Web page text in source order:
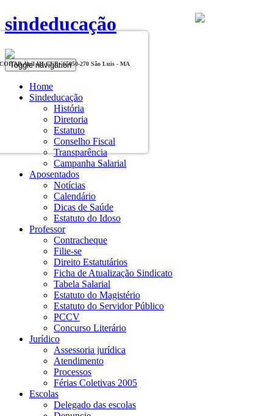
sindeducação
Toggle navigation
Home
Sindeducação
História
Diretoria
Estatuto
Conselho Fiscal
Transparência
Campanha Salarial
Aposentados
Notícias
Calendário
Dicas de Saúde
Estatuto do Idoso
Professor
Contracheque
Filie-se
Direito Estatutários
Ficha de Atualização Sindicato
Tabela Salarial
Estatuto do Magistério
Estatuto do Servidor Público
PCCV
Concurso Literário
Jurídico
Assessoria jurídica
Atendimento
Processos
Férias Coletivas 2005
Escolas
Delegado das escolas
COHAB Anil III CEP - 65050-270 São Luis - MA